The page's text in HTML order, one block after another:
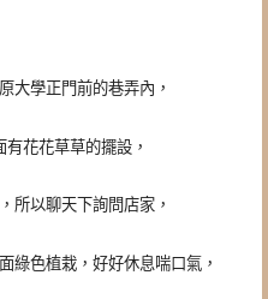
大學正門前的巷弄內，
花花草草的擺設，
所以聊天下詢問店家，
綠色植栽，好好休息喘口氣，